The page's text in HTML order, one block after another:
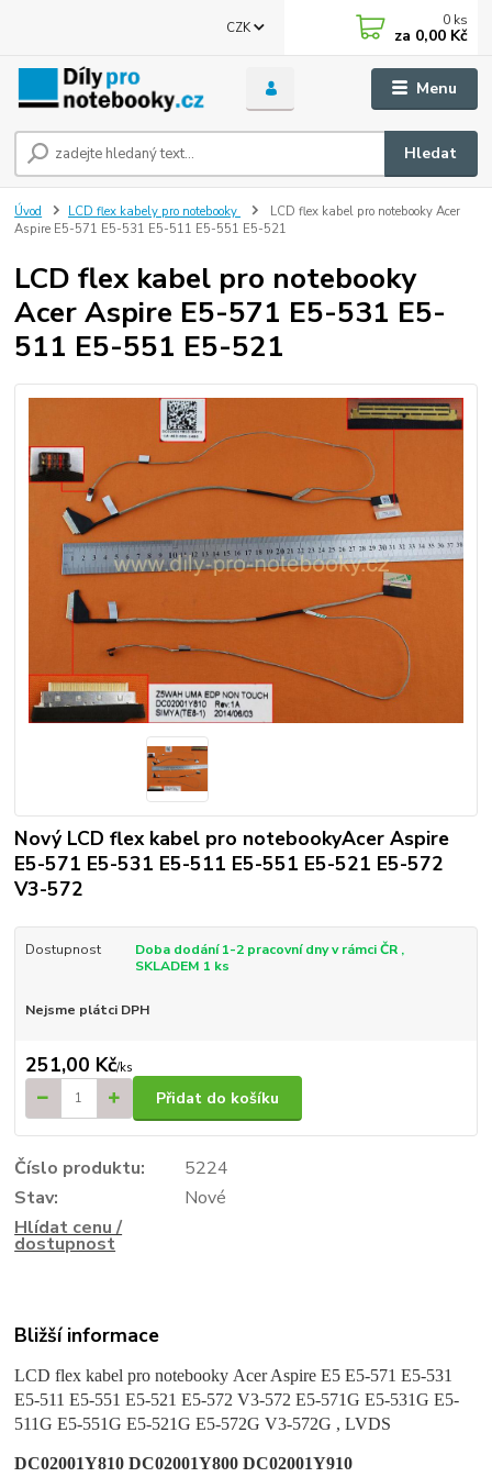
Menu
CZK
Hledat
0 ks
za 0,00 Kč
Úvod LCD flex kabely pro notebooky
LCD flex kabel pro notebooky Acer
Aspire E5-571 E5-531 E5-511 E5-551 E5-521
LCD flex kabel pro notebooky
Acer Aspire E5-571 E5-531 E5-
511 E5-551 E5-521
Nový LCD flex kabel pro notebookyAcer Aspire
E5-571 E5-531 E5-511 E5-551 E5-521 E5-572
V3-572
Dostupnost
Doba dodání 1-2 pracovní dny v rámci ČR ,
SKLADEM 1 ks
Nejsme plátci DPH
251,00 Kč/ks
Přidat do košíku
Číslo produktu:
5224
Stav:
Nové
Hlídat cenu /
dostupnost
Bližší informace
LCD flex kabel pro notebooky Acer Aspire E5 E5-571 E5-531
E5-511 E5-551 E5-521 E5-572 V3-572E5-571G E5-531G E5-
511G E5-551G E5-521G E5-572G V3-572G , LVDS
DC02001Y810 DC02001Y800 DC02001Y910